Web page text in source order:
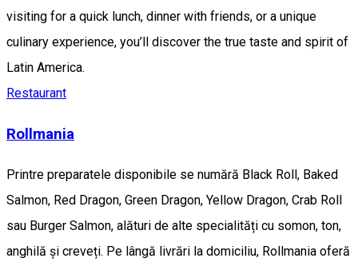
visiting for a quick lunch, dinner with friends, or a unique
culinary experience, you’ll discover the true taste and spirit of
Latin America.
Restaurant
Rollmania
Printre preparatele disponibile se numără Black Roll, Baked
Salmon, Red Dragon, Green Dragon, Yellow Dragon, Crab Roll
sau Burger Salmon, alături de alte specialități cu somon, ton,
anghilă și creveți. Pe lângă livrări la domiciliu, Rollmania oferă